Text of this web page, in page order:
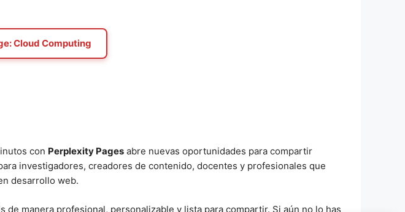
Cloud Computing
con Perplexity Pages abre nuevas oportunidades para compartir
investigadores, creadores de contenido, docentes y profesionales que
desarrollo web.
de manera profesional, personalizable y lista para compartir. Si aún no lo has